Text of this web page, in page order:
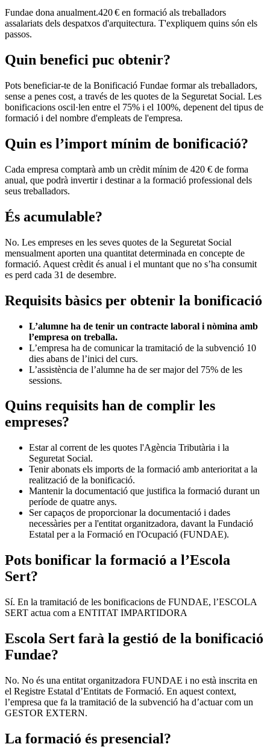
Fundae dona anualment.420 € en formació als treballadors
assalariats dels despatxos d'arquitectura. T'expliquem quins són els
passos.
Quin benefici puc obtenir?
Pots beneficiar-te de la Bonificació Fundae formar als treballadors,
sense a penes cost, a través de les quotes de la Seguretat Social. Les
bonificacions oscil·len entre el 75% i el 100%, depenent del tipus de
formació i del nombre d'empleats de l'empresa.
Quin es l’import mínim de bonificació?
Cada empresa comptarà amb un crèdit mínim de 420 € de forma
anual, que podrà invertir i destinar a la formació professional dels
seus treballadors.
És acumulable?
No. Les empreses en les seves quotes de la Seguretat Social
mensualment aporten una quantitat determinada en concepte de
formació. Aquest crèdit és anual i el muntant que no s’ha consumit
es perd cada 31 de desembre.
Requisits bàsics per obtenir la bonificació
L’alumne ha de tenir un contracte laboral i nòmina amb
l’empresa on treballa.
L’empresa ha de comunicar la tramitació de la subvenció 10
dies abans de l’inici del curs.
L’assistència de l’alumne ha de ser major del 75% de les
sessions.
Quins requisits han de complir les
empreses?
Estar al corrent de les quotes l'Agència Tributària i la
Seguretat Social.
Tenir abonats els imports de la formació amb anterioritat a la
realització de la bonificació.
Mantenir la documentació que justifica la formació durant un
període de quatre anys.
Ser capaços de proporcionar la documentació i dades
necessàries per a l'entitat organitzadora, davant la Fundació
Estatal per a la Formació en l'Ocupació (FUNDAE).
Pots bonificar la formació a l’Escola
Sert?
Sí. En la tramitació de les bonificacions de FUNDAE, l’ESCOLA
SERT actua com a ENTITAT IMPARTIDORA
Escola Sert farà la gestió de la bonificació
Fundae?
No. No és una entitat organitzadora FUNDAE i no està inscrita en
el Registre Estatal d’Entitats de Formació. En aquest context,
l’empresa que fa la tramitació de la subvenció ha d’actuar com un
GESTOR EXTERN.
La formació és presencial?